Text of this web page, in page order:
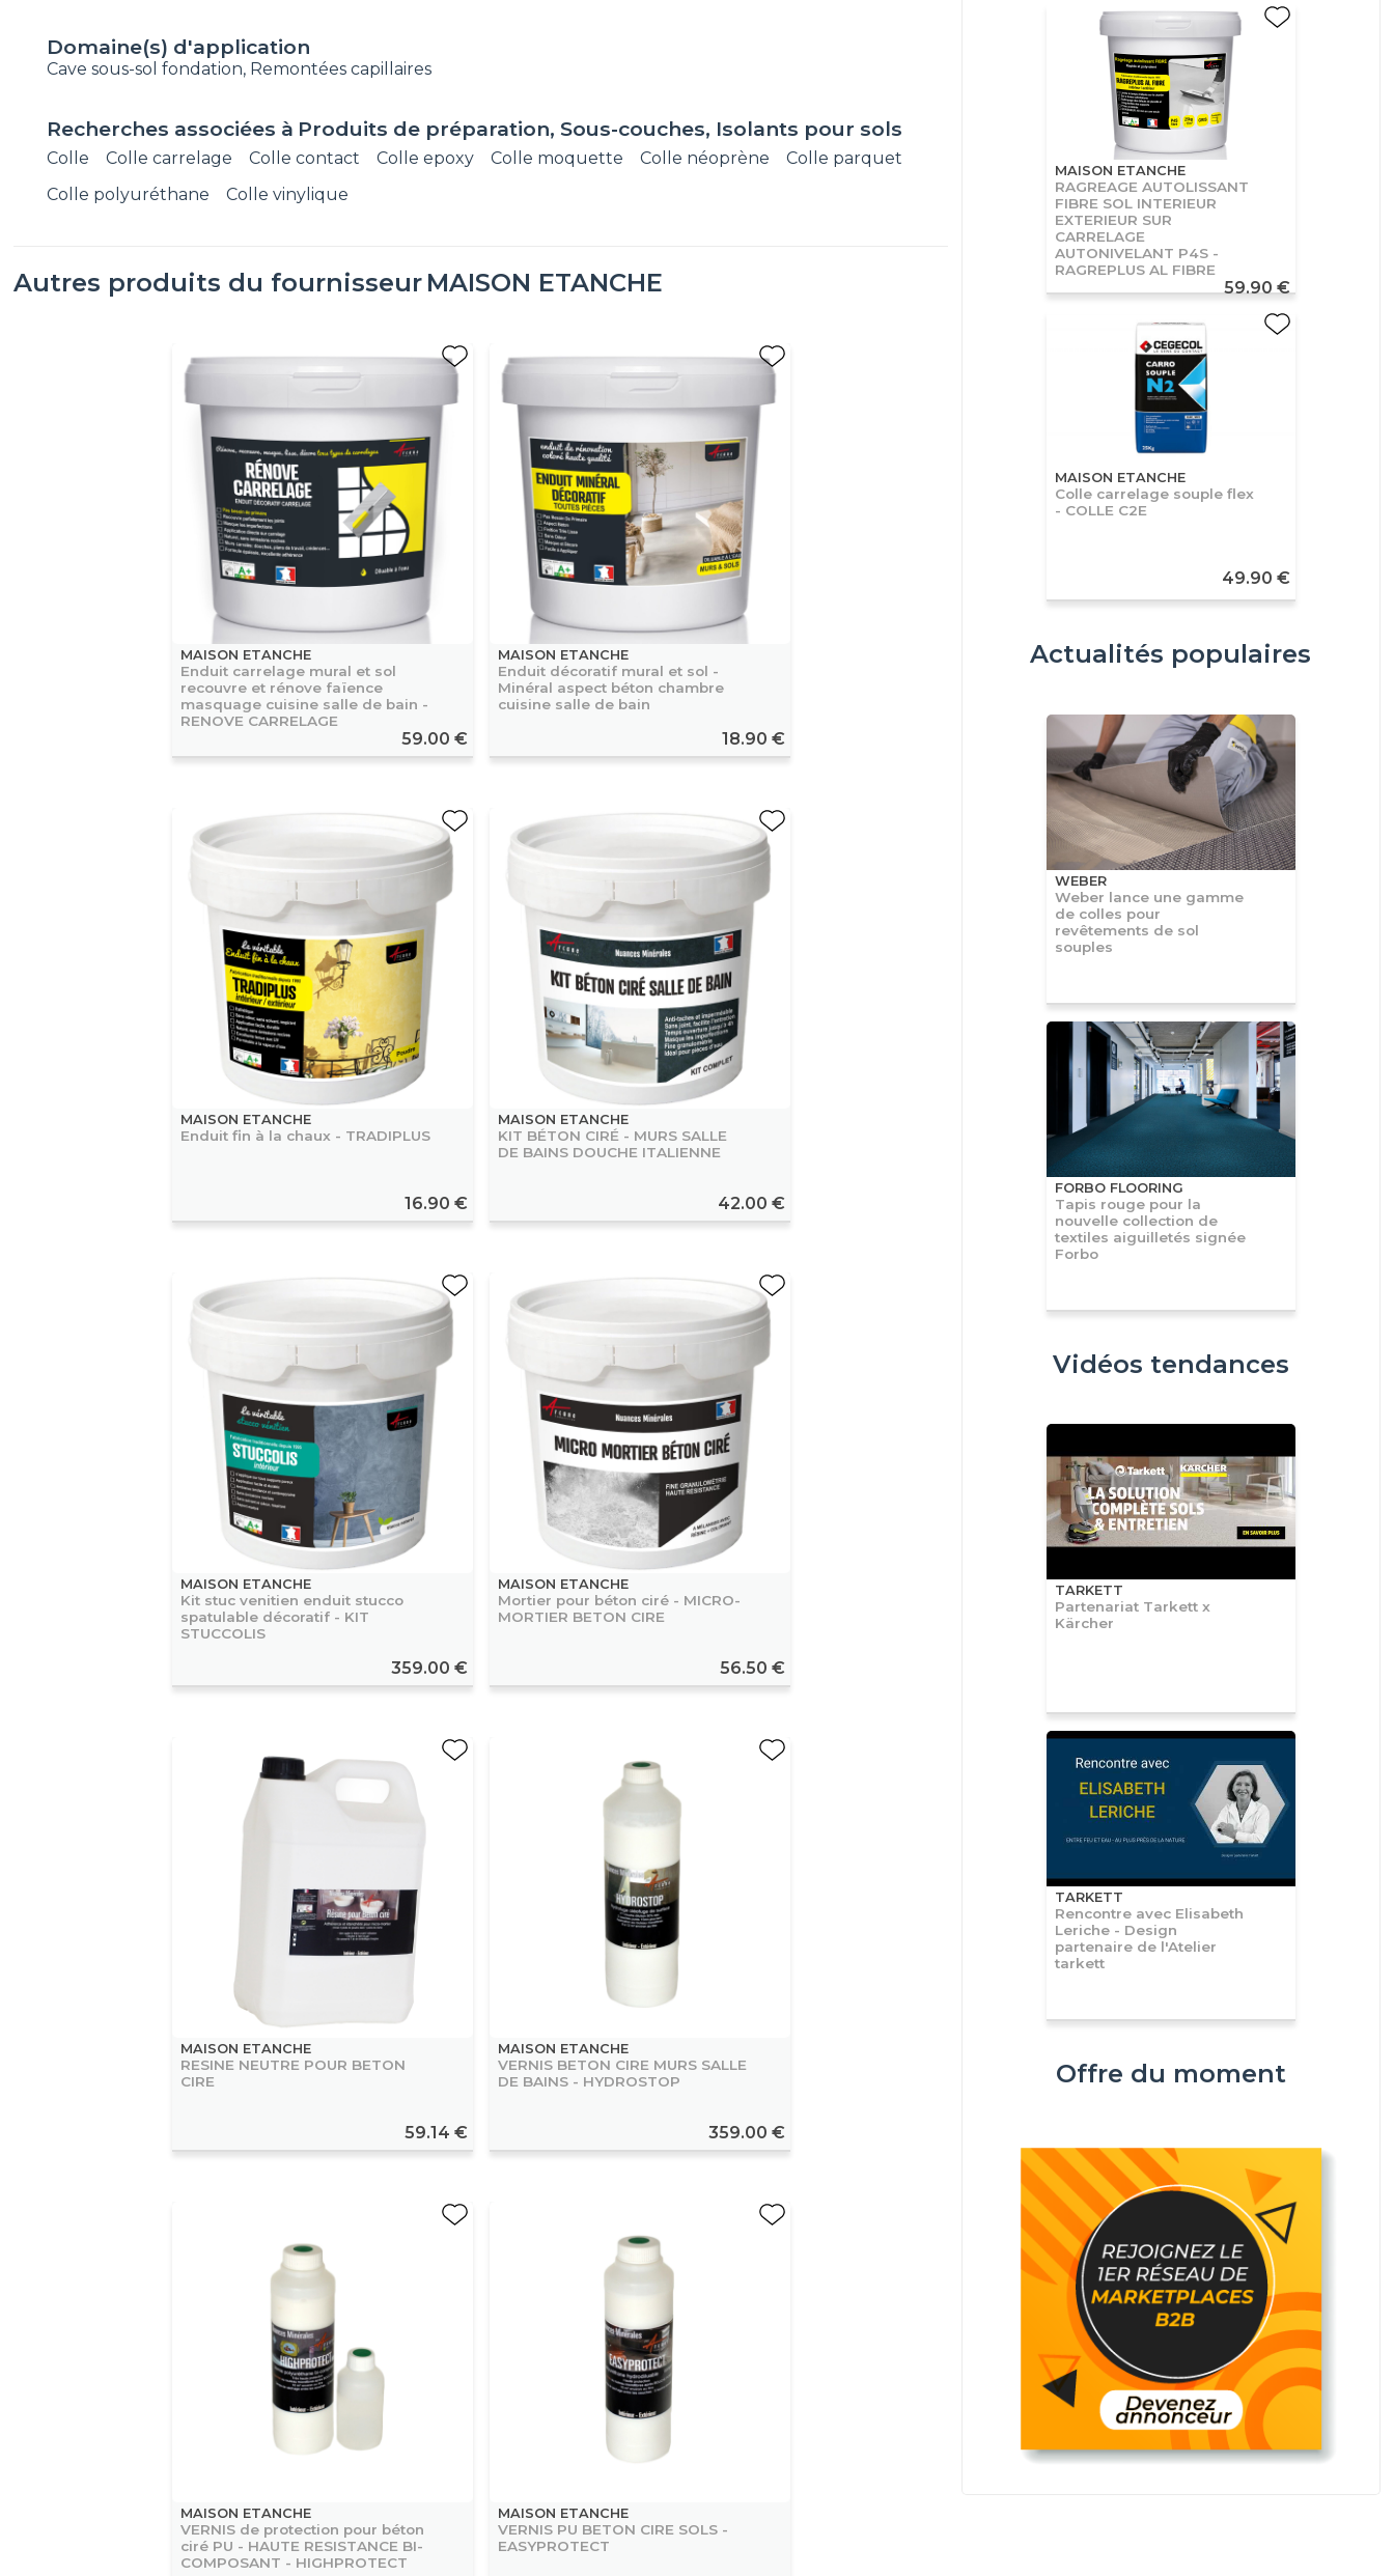
Domaine(s) d'application
Cave sous-sol fondation, Remontées capillaires
Recherches associées à Produits de préparation, Sous-couches, Isolants pour sols
Colle Colle carrelage Colle contact Colle epoxy Colle moquette Colle néoprène
Colle parquet
Colle polyuréthane
Colle vinylique
Autres produits du fournisseur MAISON ETANCHE
MAISON ETANCHE
Enduit carrelage mural et sol
recouvre et rénove faïence
masquage cuisine salle de bain -
RENOVE CARRELAGE
59.00 €
MAISON ETANCHE
Enduit décoratif mural et sol -
Minéral aspect béton chambre
cuisine salle de bain
18.90 €
MAISON ETANCHE
Enduit fin à la chaux - TRADIPLUS
16.90 €
MAISON ETANCHE
KIT BÉTON CIRÉ - MURS SALLE
DE BAINS DOUCHE ITALIENNE
42.00 €
MAISON ETANCHE
Kit stuc venitien enduit stucco
spatulable décoratif - KIT
STUCCOLIS
359.00 €
MAISON ETANCHE
Mortier pour béton ciré - MICRO-
MORTIER BETON CIRE
56.50 €
MAISON ETANCHE
RESINE NEUTRE POUR BETON
CIRE
59.14 €
MAISON ETANCHE
VERNIS BETON CIRE MURS SALLE
DE BAINS - HYDROSTOP
359.00 €
MAISON ETANCHE
VERNIS de protection pour béton
ciré PU - HAUTE RESISTANCE BI-
COMPOSANT - HIGHPROTECT
MAISON ETANCHE
VERNIS PU BETON CIRE SOLS -
EASYPROTECT
MAISON ETANCHE
RAGREAGE AUTOLISSANT
FIBRE SOL INTERIEUR
EXTERIEUR SUR
CARRELAGE
AUTONIVELANT P4S -
RAGREPLUS AL FIBRE
59.90 €
MAISON ETANCHE
Colle carrelage souple flex
- COLLE C2E
49.90 €
Actualités populaires
WEBER
Weber lance une gamme
de colles pour
revêtements de sol
souples
FORBO FLOORING
Tapis rouge pour la
nouvelle collection de
textiles aiguilletés signée
Forbo
Vidéos tendances
TARKETT
Partenariat Tarkett x
Kärcher
TARKETT
Rencontre avec Elisabeth
Leriche - Design
partenaire de l'Atelier
tarkett
Offre du moment